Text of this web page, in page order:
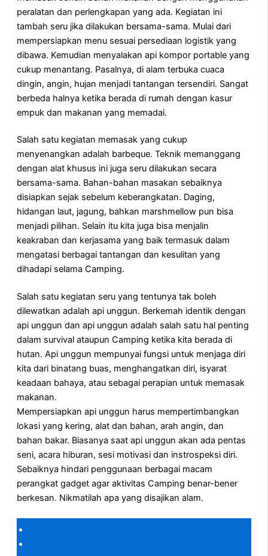
peralatan dan perlengkapan yang ada. Kegiatan ini
tambah seru jika dilakukan bersama-sama. Mulai dari
mempersiapkan menu sesuai persediaan logistik yang
dibawa. Kemudian menyalakan api kompor portable yang
cukup menantang. Pasalnya, di alam terbuka cuaca
dingin, angin, hujan menjadi tantangan tersendiri. Sangat
berbeda halnya ketika berada di rumah dengan kasur
empuk dan makanan yang memadai.
Salah satu kegiatan memasak yang cukup
menyenangkan adalah barbeque. Teknik memanggang
dengan alat khusus ini juga seru dilakukan secara
bersama-sama. Bahan-bahan masakan sebaiknya
disiapkan sejak sebelum keberangkatan. Daging,
hidangan laut, jagung, bahkan marshmellow pun bisa
menjadi pilihan. Selain itu kita juga bisa menjalin
keakraban dan kerjasama yang baik termasuk dalam
mengatasi berbagai tantangan dan kesulitan yang
dihadapi selama Camping.
Salah satu kegiatan seru yang tentunya tak boleh
dilewatkan adalah api unggun. Berkemah identik dengan
api unggun dan api unggun adalah salah satu hal penting
dalam survival ataupun Camping ketika kita berada di
hutan. Api unggun mempunyai fungsi untuk menjaga diri
kita dari binatang buas, menghangatkan diri, isyarat
keadaan bahaya, atau sebagai perapian untuk memasak
makanan.
Mempersiapkan api unggun harus mempertimbangkan
lokasi yang kering, alat dan bahan, arah angin, dan
bahan bakar. Biasanya saat api unggun akan ada pentas
seni, acara hiburan, sesi motivasi dan instrospeksi diri.
Sebaiknya hindari penggunaan berbagai macam
perangkat gadget agar aktivitas Camping benar-bener
berkesan. Nikmatilah apa yang disajikan alam.